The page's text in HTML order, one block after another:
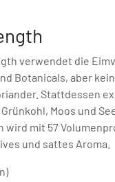
verwendet die
Botanicals, aber
Stattdessen
Moos und
wird mit 57
und sattes Aroma.